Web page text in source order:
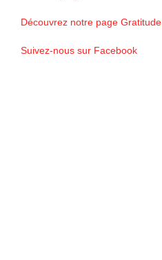
Découvrez notre page Gratitude
Suivez-nous sur Facebook